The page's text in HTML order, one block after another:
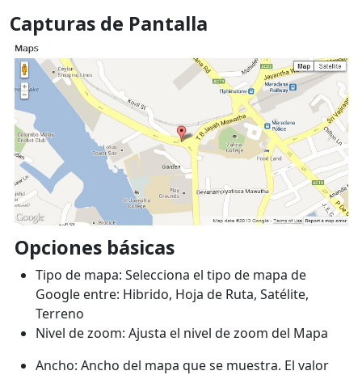
Capturas de Pantalla
Opciones básicas
Tipo de mapa: Selecciona el tipo de mapa de
Google entre: Hibrido, Hoja de Ruta, Satélite,
Terreno
Nivel de zoom: Ajusta el nivel de zoom del Mapa
Ancho: Ancho del mapa que se muestra. El valor